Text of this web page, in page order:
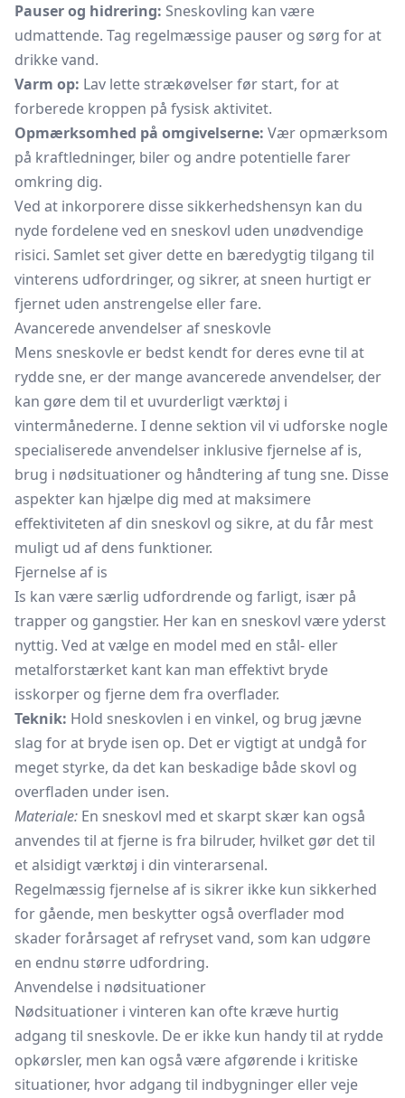
Pauser og hidrering: Sneskovling kan være
udmattende. Tag regelmæssige pauser og sørg for at
drikke vand.
Varm op: Lav lette strækøvelser før start, for at
forberede kroppen på fysisk aktivitet.
Opmærksomhed på omgivelserne: Vær opmærksom
på kraftledninger, biler og andre potentielle farer
omkring dig.
Ved at inkorporere disse sikkerhedshensyn kan du
nyde fordelene ved en sneskovl uden unødvendige
risici. Samlet set giver dette en bæredygtig tilgang til
vinterens udfordringer, og sikrer, at sneen hurtigt er
fjernet uden anstrengelse eller fare.
Avancerede anvendelser af sneskovle
Mens sneskovle er bedst kendt for deres evne til at
rydde sne, er der mange avancerede anvendelser, der
kan gøre dem til et uvurderligt værktøj i
vintermånederne. I denne sektion vil vi udforske nogle
specialiserede anvendelser inklusive fjernelse af is,
brug i nødsituationer og håndtering af tung sne. Disse
aspekter kan hjælpe dig med at maksimere
effektiviteten af din sneskovl og sikre, at du får mest
muligt ud af dens funktioner.
Fjernelse af is
Is kan være særlig udfordrende og farligt, især på
trapper og gangstier. Her kan en sneskovl være yderst
nyttig. Ved at vælge en model med en stål- eller
metalforstærket kant kan man effektivt bryde
isskorper og fjerne dem fra overflader.
Teknik: Hold sneskovlen i en vinkel, og brug jævne
slag for at bryde isen op. Det er vigtigt at undgå for
meget styrke, da det kan beskadige både skovl og
overfladen under isen.
Materiale: En sneskovl med et skarpt skær kan også
anvendes til at fjerne is fra bilruder, hvilket gør det til
et alsidigt værktøj i din vinterarsenal.
Regelmæssig fjernelse af is sikrer ikke kun sikkerhed
for gående, men beskytter også overflader mod
skader forårsaget af refryset vand, som kan udgøre
en endnu større udfordring.
Anvendelse i nødsituationer
Nødsituationer i vinteren kan ofte kræve hurtig
adgang til sneskovle. De er ikke kun handy til at rydde
opkørsler, men kan også være afgørende i kritiske
situationer, hvor adgang til indbygninger eller veje